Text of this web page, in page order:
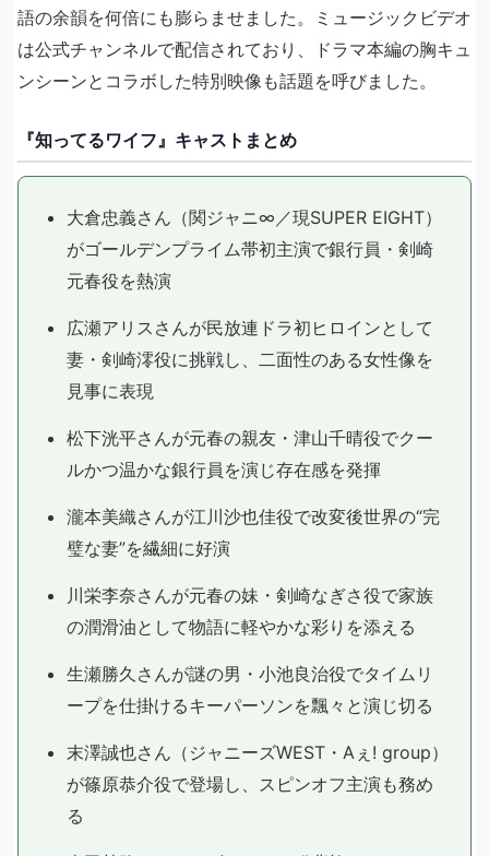
語の余韻を何倍にも膨らませました。ミュージックビデオ
は公式チャンネルで配信されており、ドラマ本編の胸キュ
ンシーンとコラボした特別映像も話題を呼びました。
『知ってるワイフ』キャストまとめ
大倉忠義さん（関ジャニ∞／現SUPER EIGHT）
がゴールデンプライム帯初主演で銀行員・剣崎
元春役を熱演
広瀬アリスさんが民放連ドラ初ヒロインとして
妻・剣崎澪役に挑戦し、二面性のある女性像を
見事に表現
松下洸平さんが元春の親友・津山千晴役でクー
ルかつ温かな銀行員を演じ存在感を発揮
瀧本美織さんが江川沙也佳役で改変後世界の“完
璧な妻”を繊細に好演
川栄李奈さんが元春の妹・剣崎なぎさ役で家族
の潤滑油として物語に軽やかな彩りを添える
生瀬勝久さんが謎の男・小池良治役でタイムリ
ープを仕掛けるキーパーソンを飄々と演じ切る
末澤誠也さん（ジャニーズWEST・Aぇ! group）
が篠原恭介役で登場し、スピンオフ主演も務め
る